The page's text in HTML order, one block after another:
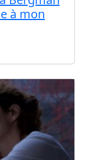
à mon